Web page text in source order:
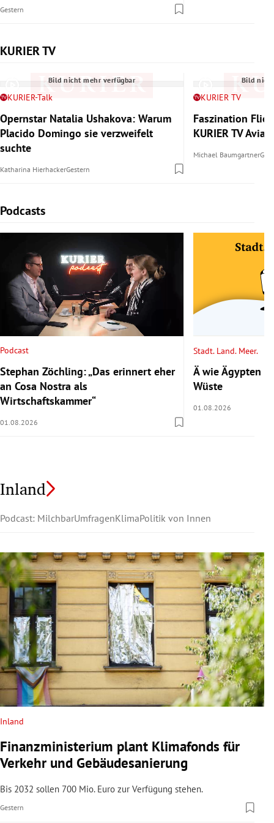
Gestern
KURIER TV
Slide 1 von 6
Bild nicht mehr verfügbar
KURIER-Talk
Opernstar Natalia Ushakova: Warum
Placido Domingo sie verzweifelt
suchte
Katharina HierhackerGestern
Bild
KURIER TV
Faszination
KURIER TV
Michael Baumgartner
Podcasts
Slide 1 von 6
Podcast
Stephan Zöchling: „Das erinnert eher
an Cosa Nostra als
Wirtschaftskammer“
01.08.2026
Stadt. Land. Meer.
Ä wie Ägypten
Wüste
01.08.2026
Inland
Podcast: MilchbarUmfragenKlimaPolitik von Innen
Inland
Finanzministerium plant Klimafonds für
Verkehr und Gebäudesanierung
Bis 2032 sollen 700 Mio. Euro zur Verfügung stehen.
Gestern